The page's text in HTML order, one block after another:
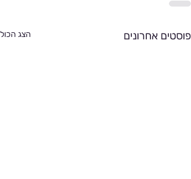
פוסטים אחרונים הצג הכול